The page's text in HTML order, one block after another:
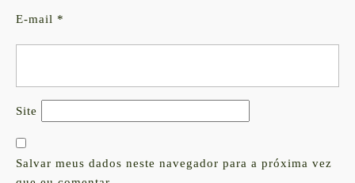
E-mail *
Site
Salvar meus dados neste navegador para a próxima vez